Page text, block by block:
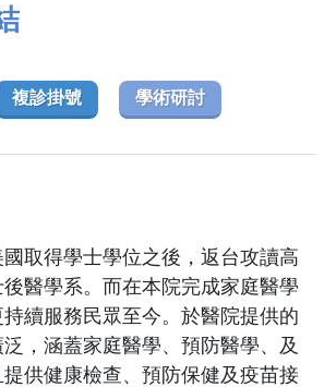
複診掛號 學術研討
取得學士學位之後，返台攻讀高
醫學系。而在本院完成家庭醫學
續服務民眾至今。於醫院提供的
，涵蓋家庭醫學、預防醫學、及
供健康檢查、預防保健及疫苗接